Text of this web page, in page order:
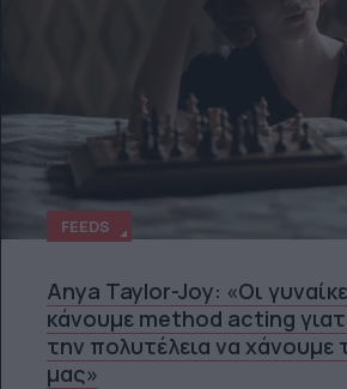
FEEDS
Anya Taylor-Joy: «Οι
κάνουμε method acting
την πολυτέλεια να χάνουμε
μας»